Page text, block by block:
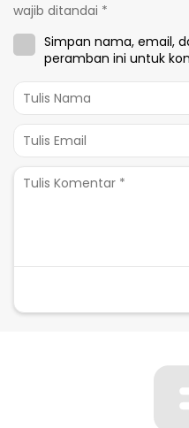
wajib ditandai *
Simpan nama, email,
peramban ini untuk